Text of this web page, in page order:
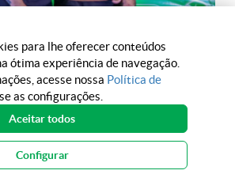
para lhe oferecer conteúdos
ótima experiência de navegação.
acesse nossa Política de
as configurações.
Aceitar todos
Configurar